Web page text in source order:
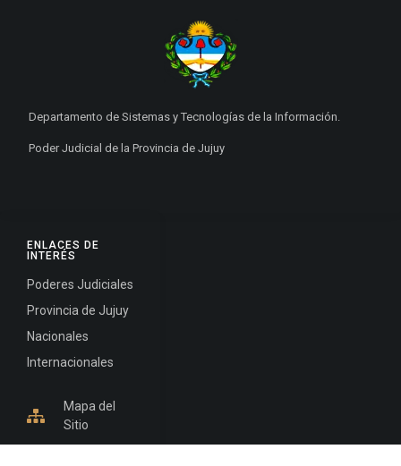
ENLACES DE
INTERÉS
Poderes Judiciales
Provincia de Jujuy
Nacionales
Internacionales
Mapa del
Sitio
Departamento de Sistemas y Tecnologías de la Información.
Poder Judicial de la Provincia de Jujuy